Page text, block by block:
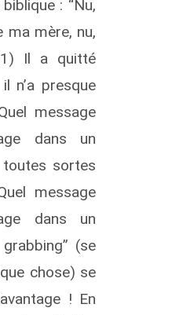
: “Nu,
ma mère, nu,
Il a quitté
n’a presque
message
dans un
toutes sortes
message
dans un
(se
chose) se
! En